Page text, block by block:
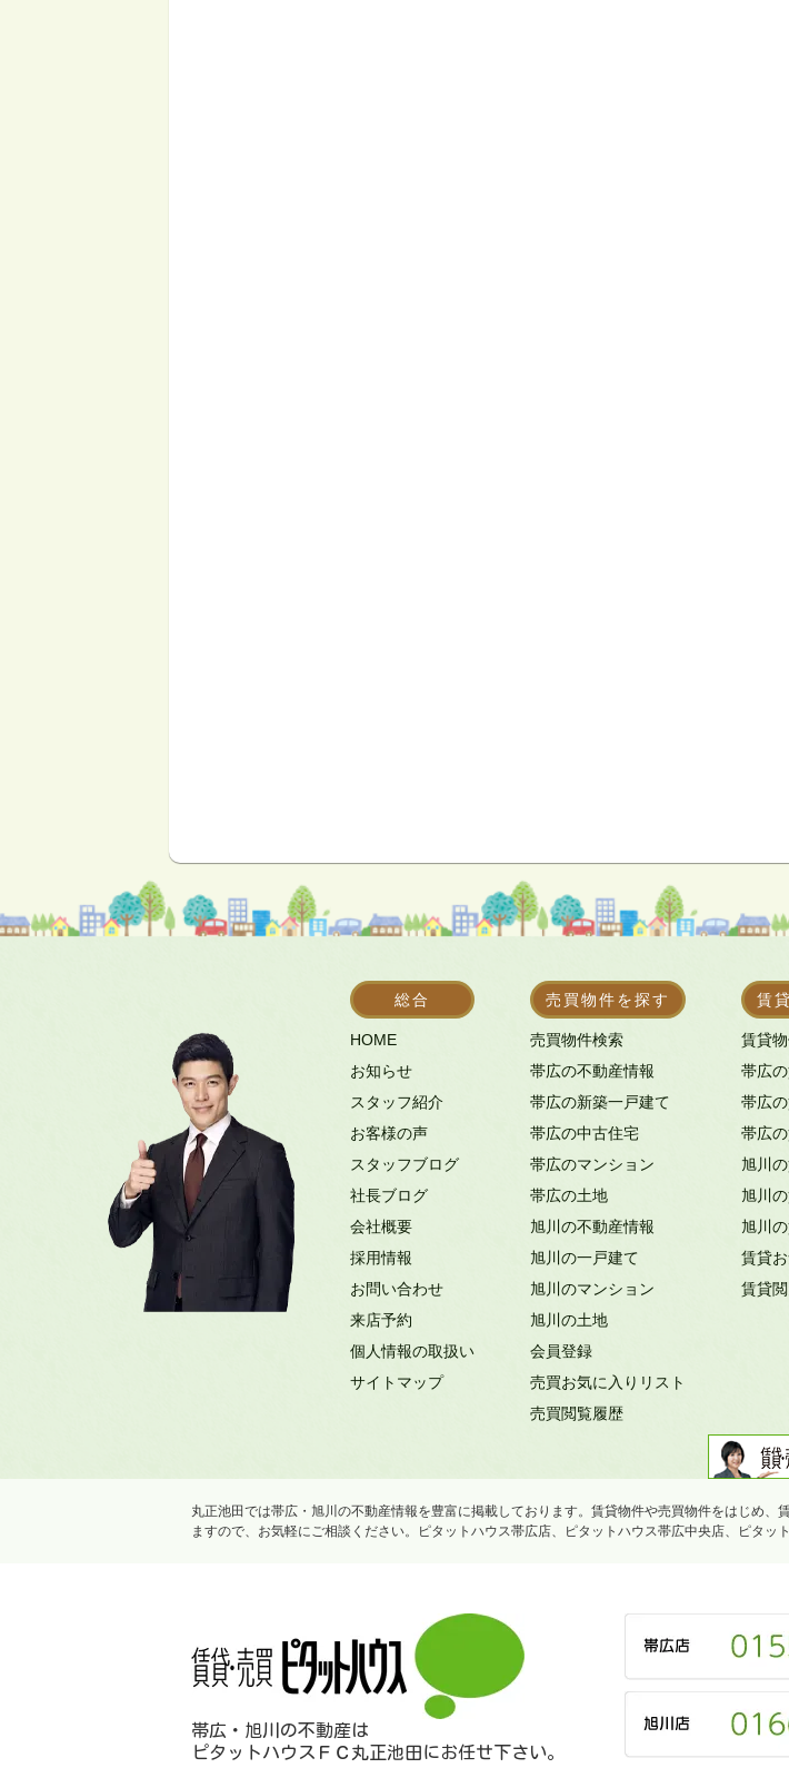
総合
HOME
お知らせ
スタッフ紹介
お客様の声
スタッフブログ
社長ブログ
会社概要
採用情報
お問い合わせ
来店予約
個人情報の取扱い
サイトマップ
売買物件を探す
売買物件検索
帯広の不動産情報
帯広の新築一戸建て
帯広の中古住宅
帯広のマンション
帯広の土地
旭川の不動産情報
旭川の一戸建て
旭川のマンション
旭川の土地
会員登録
売買お気に入りリスト
売買閲覧履歴
賃
賃貸
帯広
帯広
帯広
旭川
旭川
旭川
賃貸
賃貸
丸正池田では帯広・旭川の不動産情報を豊富に掲載しております。賃貸物件や売買物件をはじめ
ますので、お気軽にご相談ください。ピタットハウス帯広店、ピタットハウス帯広中央店、ピタッ
帯広・旭川の不動産は
ピタットハウスＦＣ丸正池田にお任せ下さい。